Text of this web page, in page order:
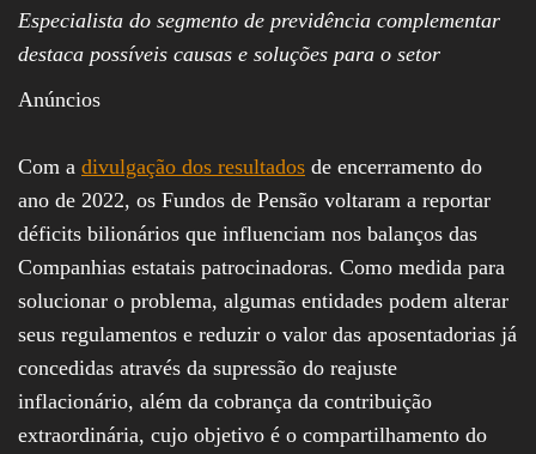
Oportunidades,
Especialista do segmento de previdência complementar
destaca possíveis causas e soluções para o setor
Anúncios
Com a divulgação dos resultados de encerramento do
ano de 2022, os Fundos de Pensão voltaram a reportar
déficits bilionários que influenciam nos balanços das
Companhias estatais patrocinadoras. Como medida para
solucionar o problema, algumas entidades podem alterar
seus regulamentos e reduzir o valor das aposentadorias já
concedidas através da supressão do reajuste
inflacionário, além da cobrança da contribuição
extraordinária, cujo objetivo é o compartilhamento do